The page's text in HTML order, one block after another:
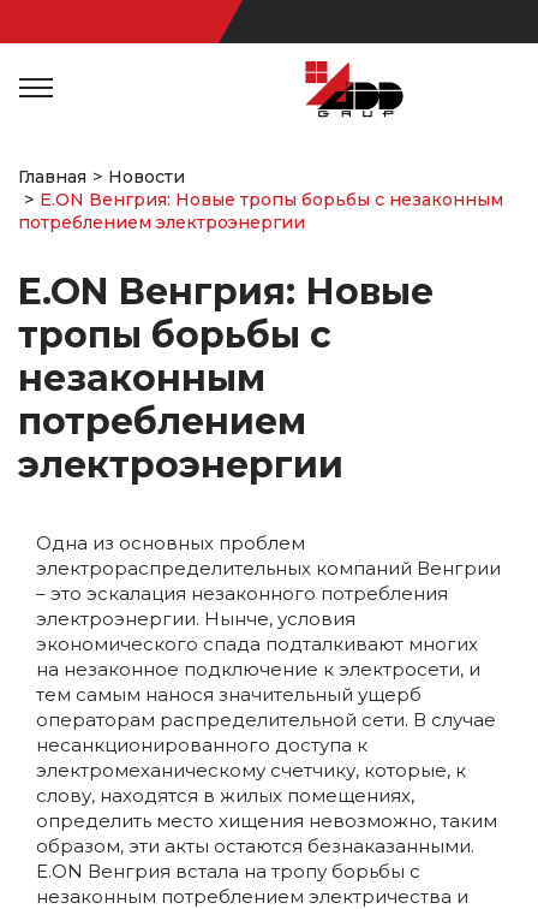
Главная
Новости
E.ON Венгрия: Новые тропы борьбы с незаконным
потреблением электроэнергии
E.ON Венгрия: Новые
тропы борьбы с
незаконным
потреблением
электроэнергии
Одна из основных проблем
электрораспределительных компаний Венгрии
– это эскалация незаконного потребления
электроэнергии. Нынче, условия
экономического спада подталкивают многих
на незаконное подключение к электросети, и
тем самым нанося значительный ущерб
операторам распределительной сети. В случае
несанкционированного доступа к
электромеханическому счетчику, которые, к
слову, находятся в жилых помещениях,
определить место хищения невозможно, таким
образом, эти акты остаются безнаказанными.
E.ON Венгрия встала на тропу борьбы с
незаконным потреблением электричества и